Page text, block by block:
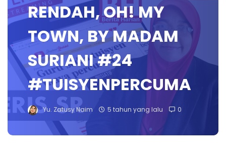
RENDAH, OH! MY
TOWN, BY MADAM
SURIANI #24
#TUISYENPERCUMA
Yu. Zatusy Naim 5 tahun yang lalu 0